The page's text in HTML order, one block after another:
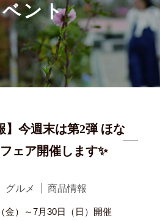
ント
】今週末は第2弾 ほな
ェア開催します✨
グルメ 商品情報
金）～7月30日（日）開催